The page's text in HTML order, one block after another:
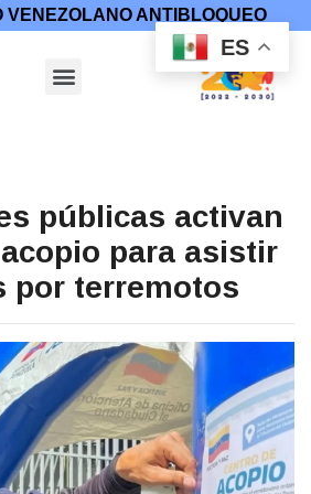
VENEZOLANO ANTIBLOQUEO
públicas activan
para asistir
por terremotos
ES